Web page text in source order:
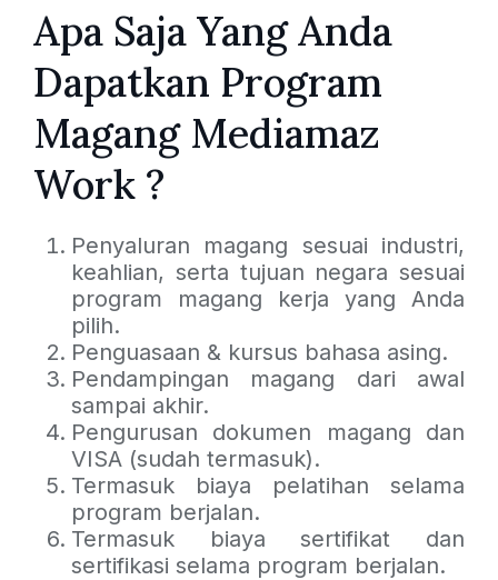
Apa Saja Yang Anda
Dapatkan Program
Magang Mediamaz
Work ?
Penyaluran magang sesuai industri,
keahlian, serta tujuan negara sesuai
program magang kerja yang Anda
pilih.
Penguasaan & kursus bahasa asing.
Pendampingan magang dari awal
sampai akhir.
Pengurusan dokumen magang dan
VISA (sudah termasuk).
Termasuk biaya pelatihan selama
program berjalan.
Termasuk biaya sertifikat dan
sertifikasi selama program berjalan.